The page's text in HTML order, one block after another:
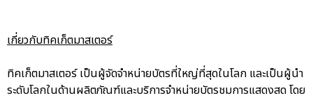
เกี่ยวกับทิคเก็ตมาสเตอร์
ทิคเก็ตมาสเตอร์ เป็นผู้จัดจำหน่ายบัตรที่ใหญ่ที่สุดในโลก และเป็นผู้นำ
ระดับโลกในด้านผลิตภัณฑ์และบริการจำหน่ายบัตรชมการแสดงสด โดย